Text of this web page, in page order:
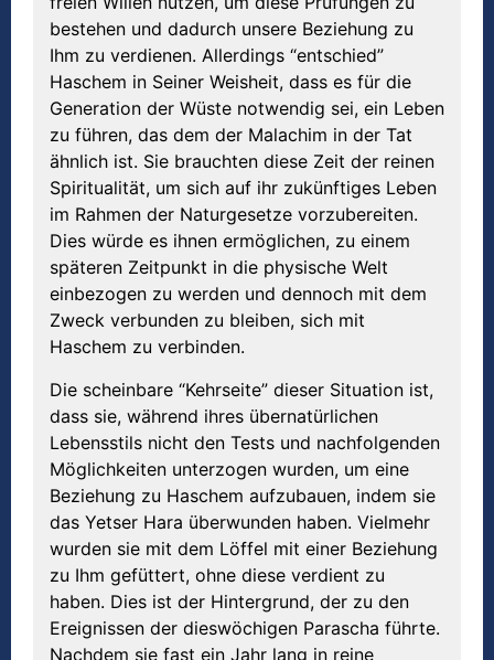
bestehen und dadurch unsere Beziehung zu
Ihm zu verdienen. Allerdings “entschied”
Haschem in Seiner Weisheit, dass es für die
Generation der Wüste notwendig sei, ein Leben
zu führen, das dem der Malachim in der Tat
ähnlich ist. Sie brauchten diese Zeit der reinen
Spiritualität, um sich auf ihr zukünftiges Leben
im Rahmen der Naturgesetze vorzubereiten.
Dies würde es ihnen ermöglichen, zu einem
späteren Zeitpunkt in die physische Welt
einbezogen zu werden und dennoch mit dem
Zweck verbunden zu bleiben, sich mit
Haschem zu verbinden.
Die scheinbare “Kehrseite” dieser Situation ist,
dass sie, während ihres übernatürlichen
Lebensstils nicht den Tests und nachfolgenden
Möglichkeiten unterzogen wurden, um eine
Beziehung zu Haschem aufzubauen, indem sie
das Yetser Hara überwunden haben. Vielmehr
wurden sie mit dem Löffel mit einer Beziehung
zu Ihm gefüttert, ohne diese verdient zu
haben. Dies ist der Hintergrund, der zu den
Ereignissen der dieswöchigen Parascha führte.
Nachdem sie fast ein Jahr lang in reine